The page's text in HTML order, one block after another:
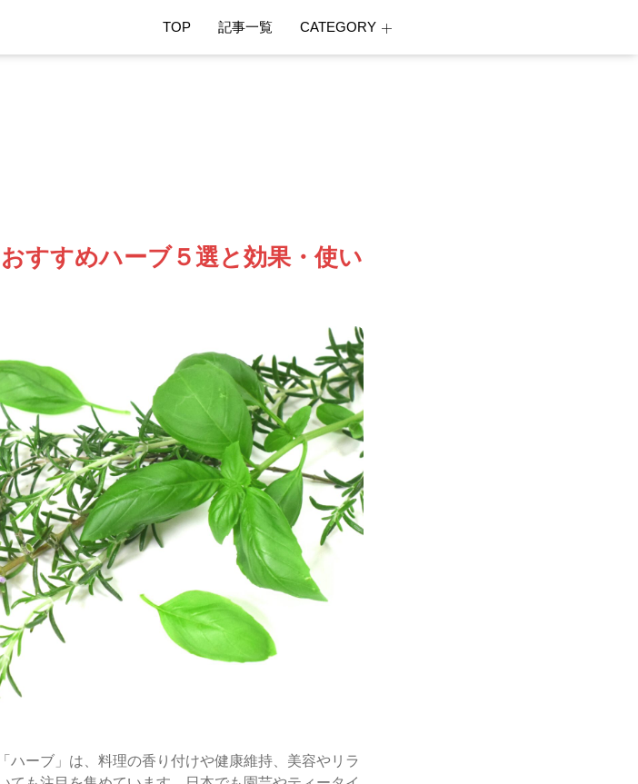
TOP 記事一覧 CATEGORY
すすめハーブ５選と効果・使い
ーブ」は、料理の香り付けや健康維持、美容やリラ